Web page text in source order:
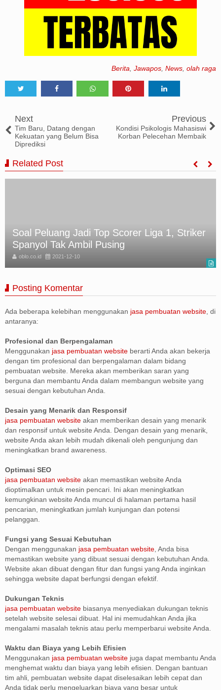
Berita Jawapos News olah raga
Next
Tim Baru, Datang dengan
Kekuatan yang Belum Bisa
Diprediksi
Previous
Kondisi Psikologis Mahasiswi
Korban Pelecehan Membaik
Related Post
Soal Peluang Jadi Top Scorer Liga 1, Striker
Spanyol Tak Ambil Pusing
oblo.co.id 2021-12-10
Posting Komentar
Ada beberapa kelebihan menggunakan jasa pembuatan website , di
antaranya:
Profesional dan Berpengalaman
Menggunakan jasa pembuatan website berarti Anda akan bekerja
dengan tim profesional dan berpengalaman dalam bidang
pembuatan website. Mereka akan memberikan saran yang
berguna dan membantu Anda dalam membangun website yang
sesuai dengan kebutuhan Anda.
Desain yang Menarik dan Responsif
jasa pembuatan website akan memberikan desain yang menarik
dan responsif untuk website Anda. Dengan desain yang menarik,
website Anda akan lebih mudah dikenali oleh pengunjung dan
meningkatkan brand awareness.
Optimasi SEO
jasa pembuatan website akan memastikan website Anda
dioptimalkan untuk mesin pencari. Ini akan meningkatkan
kemungkinan website Anda muncul di halaman pertama hasil
pencarian, meningkatkan jumlah kunjungan dan potensi
pelanggan.
Fungsi yang Sesuai Kebutuhan
Dengan menggunakan jasa pembuatan website , Anda bisa
memastikan website yang dibuat sesuai dengan kebutuhan Anda.
Website akan dibuat dengan fitur dan fungsi yang Anda inginkan
sehingga website dapat berfungsi dengan efektif.
Dukungan Teknis
jasa pembuatan website biasanya menyediakan dukungan teknis
setelah website selesai dibuat. Hal ini memudahkan Anda jika
mengalami masalah teknis atau perlu memperbarui website Anda.
Waktu dan Biaya yang Lebih Efisien
Menggunakan jasa pembuatan website juga dapat membantu Anda
menghemat waktu dan biaya yang lebih efisien. Dengan bantuan
tim ahli, pembuatan website dapat diselesaikan lebih cepat dan
Anda tidak perlu mengeluarkan biaya yang besar untuk